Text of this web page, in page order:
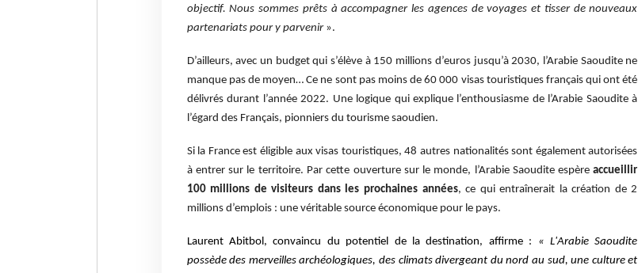
objectif. Nous sommes prêts à accompagner les agences de voyages et tisser de nouveaux
partenariats pour y parvenir».
D’ailleurs, avec un budget qui s’élève à 150 millions d’euros jusqu’à 2030, l’Arabie Saoudite ne
manque pas de moyen… Ce ne sont pas moins de 60 000 visas touristiques français qui ont été
délivrés durant l’année 2022. Une logique qui explique l’enthousiasme de l’Arabie Saoudite à
l’égard des Français, pionniers du tourisme saoudien.
Si la France est éligible aux visas touristiques, 48 autres nationalités sont également autorisées
à entrer sur le territoire. Par cette ouverture sur le monde, l’Arabie Saoudite espèreaccueillir
100 millions de visiteurs dans les prochaines années, ce qui entraînerait la création de 2
millions d’emplois : une véritable source économique pour le pays.
Laurent Abitbol, convaincu du potentiel de la destination, affirme : « L'Arabie Saoudite
possède des merveilles archéologiques, des climats divergeant du nord au sud, une culture et